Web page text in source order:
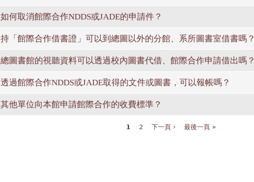
如何取消館際合作NDDS或JADE的申請件？
持「館際合作借書證」可以到總圖以外的分館、系所圖書室借書嗎？
總圖書館的視聽資料可以透過校內圖書代借、館際合作申請借出嗎？
透過館際合作NDDS或JADE取得的文件或圖書，可以報帳嗎？
其他單位向本館申請館際合作的收費標準？
1 2 下一頁 › 最後一頁 »